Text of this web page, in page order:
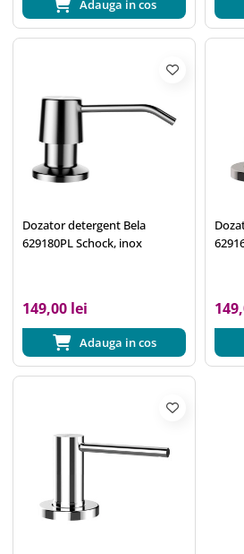
Adauga in cos
Dozator detergent Bela
629180PL Schock, inox
149,00 lei
Adauga in cos